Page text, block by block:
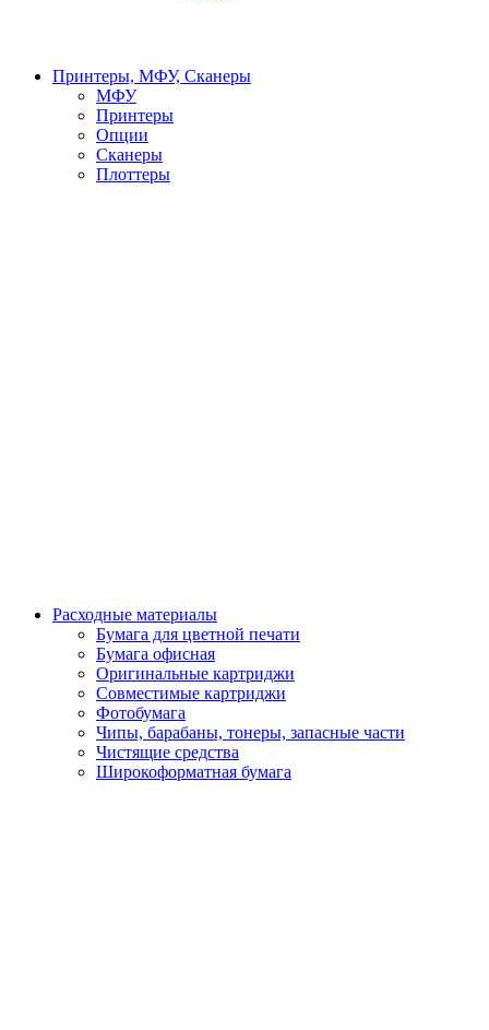
Принтеры, МФУ, Сканеры
МФУ
Принтеры
Опции
Сканеры
Плоттеры
Расходные материалы
Бумага для цветной печати
Бумага офисная
Оригинальные картриджи
Совместимые картриджи
Фотобумага
Чипы, барабаны, тонеры, запасные части
Чистящие средства
Широкоформатная бумага